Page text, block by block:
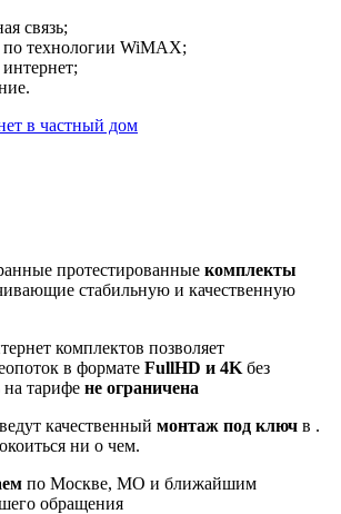
связь;
технологии WiMAX;
в частный дом
протестированные комплекты
стабильную и качественную
комплектов позволяет
в формате FullHD и 4K без
на тарифе не ограничена
качественный монтаж под ключ в .
ни о чем.
по Москве, МО и ближайшим
обращения